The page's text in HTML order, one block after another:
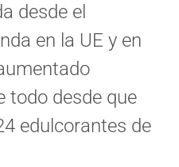
desde el
en la UE y en
todo desde que
edulcorantes de